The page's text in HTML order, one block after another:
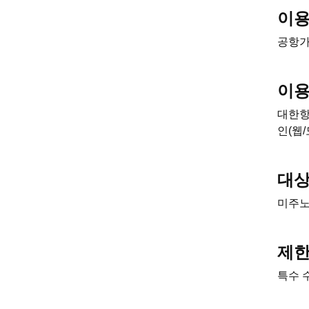
이
공항
이
대한
인(웹/
대
미주
제
특수